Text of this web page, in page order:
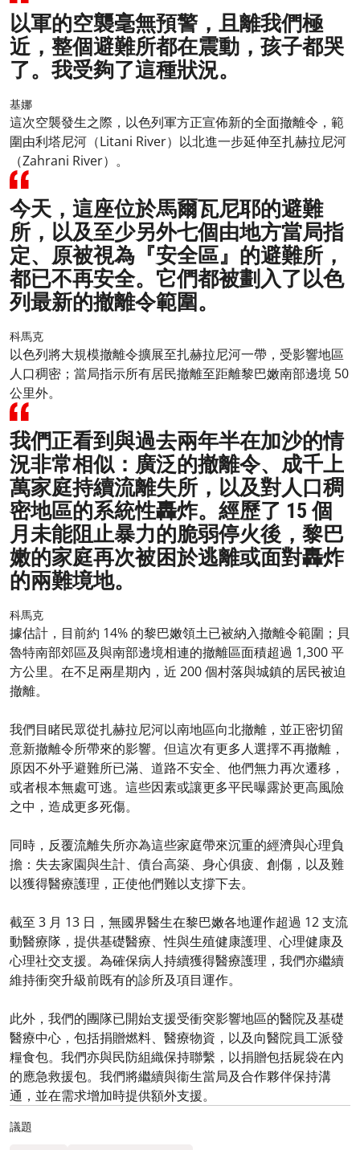
以軍的空襲毫無預警，且離我們極
近，整個避難所都在震動，孩子都哭
了。我受夠了這種狀況。
基娜
這次空襲發生之際，以色列軍方正宣佈新的全面撤離令，範
圍由利塔尼河（Litani River）以北進一步延伸至扎赫拉尼河
（Zahrani River）。
今天，這座位於馬爾瓦尼耶的避難
所，以及至少另外七個由地方當局指
定、原被視為『安全區』的避難所，
都已不再安全。它們都被劃入了以色
列最新的撤離令範圍。
科馬克
以色列將大規模撤離令擴展至扎赫拉尼河一帶，受影響地區
人口稠密；當局指示所有居民撤離至距離黎巴嫩南部邊境 50
公里外。
我們正看到與過去兩年半在加沙的情
況非常相似：廣泛的撤離令、成千上
萬家庭持續流離失所，以及對人口稠
密地區的系統性轟炸。經歷了 15 個
月未能阻止暴力的脆弱停火後，黎巴
嫩的家庭再次被困於逃離或面對轟炸
的兩難境地。
科馬克
據估計，目前約 14% 的黎巴嫩領土已被納入撤離令範圍；貝
魯特南部郊區及與南部邊境相連的撤離區面積超過 1,300 平
方公里。在不足兩星期內，近 200 個村落與城鎮的居民被迫
撤離。
我們目睹民眾從扎赫拉尼河以南地區向北撤離，並正密切留
意新撤離令所帶來的影響。但這次有更多人選擇不再撤離，
原因不外乎避難所已滿、道路不安全、他們無力再次遷移，
或者根本無處可逃。這些因素或讓更多平民曝露於更高風險
之中，造成更多死傷。
同時，反覆流離失所亦為這些家庭帶來沉重的經濟與心理負
擔：失去家園與生計、債台高築、身心俱疲、創傷，以及難
以獲得醫療護理，正使他們難以支撐下去。
截至 3 月 13 日，無國界醫生在黎巴嫩各地運作超過 12 支流
動醫療隊，提供基礎醫療、性與生殖健康護理、心理健康及
心理社交支援。為確保病人持續獲得醫療護理，我們亦繼續
維持衝突升級前既有的診所及項目運作。
此外，我們的團隊已開始支援受衝突影響地區的醫院及基礎
醫療中心，包括捐贈燃料、醫療物資，以及向醫院員工派發
糧食包。我們亦與民防組織保持聯繫，以捐贈包括屍袋在內
的應急救援包。我們將繼續與衞生當局及合作夥伴保持溝
通，並在需求增加時提供額外支援。
議題